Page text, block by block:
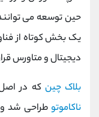
حین توسعه می
یک بخش کوتاه از
دیجیتال و متاورس
بلاک چین که در
ناکاموتو طراحی شد و